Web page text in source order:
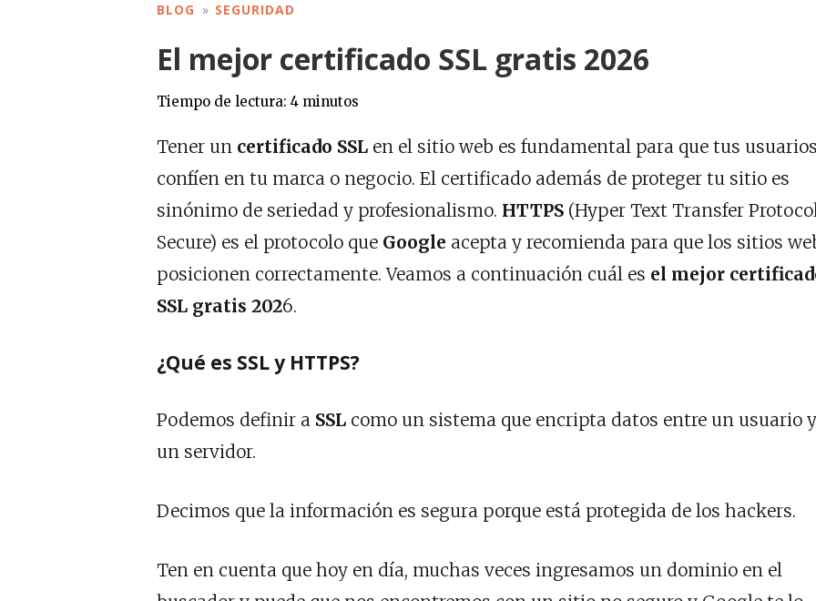
BLOG SEGURIDAD
El mejor certificado SSL gratis 2026
Tiempo de lectura: 4 minutos
Tener un certificado SSL en el sitio web es fundamental para que tus
confíen en tu marca o negocio. El certificado además de proteger tu sitio es
sinónimo de seriedad y profesionalismo. HTTPS (Hyper Text Transfer
Secure) es el protocolo que Google acepta y recomienda para que los sitios
posicionen correctamente. Veamos a continuación cuál es el mejor
SSL gratis 2026.
¿Qué es SSL y HTTPS?
Podemos definir a SSL como un sistema que encripta datos entre un usuario y
un servidor.
Decimos que la información es segura porque está protegida de los hackers.
Ten en cuenta que hoy en día, muchas veces ingresamos un dominio en el